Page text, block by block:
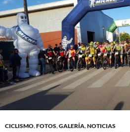
CICLISMO,FOTOS,GALERÍA,NOTICIAS